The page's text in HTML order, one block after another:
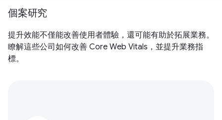
個案研究
提升效能不僅能改善使用者體驗，還可能有助於拓展業務。
瞭解這些公司如何改善 Core Web Vitals，並提升業務指
標。